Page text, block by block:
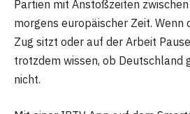
Partien mit Anstoßzeiten
morgens europäischer Zeit. Wenn
Zug sitzt oder auf der Arbeit
trotzdem wissen, ob Deutschland
nicht.